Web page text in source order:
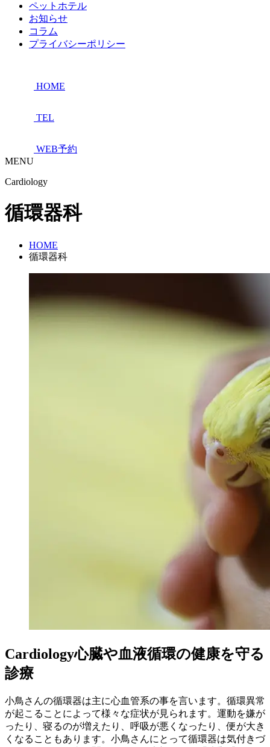
ペットホテル
お知らせ
コラム
プライバシーポリシー
HOME
TEL
WEB予約
MENU
Cardiology
循環器科
HOME
循環器科
Cardiology心臓や血液循環の健康を守る
診療
小鳥さんの循環器は主に心血管系の事を言います。循環異常
が起こることによって様々な症状が見られます。運動を嫌が
ったり、寝るのが増えたり、呼吸が悪くなったり、便が大き
くなることもあります。小鳥さんにとって循環器は気付きづ